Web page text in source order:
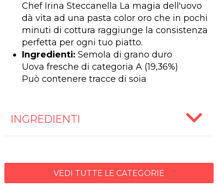
Chef Irina Steccanella La magia dell'uovo
dà vita ad una pasta color oro che in pochi
minuti di cottura raggiunge la consistenza
perfetta per ogni tuo piatto.
Ingredienti: Semola di grano duro
Uova fresche di categoria A (19,36%)
Può contenere tracce di soia
INGREDIENTI
VEDI TUTTE LE CATEGORIE